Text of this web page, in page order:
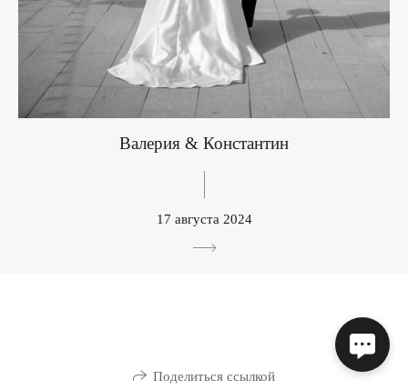
Валерия & Константин
17 августа 2024
Поделиться ссылкой